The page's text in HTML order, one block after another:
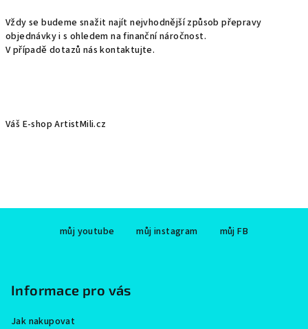
Vždy se budeme snažit najít nejvhodnější způsob přepravy
objednávky i s ohledem na finanční náročnost.
V případě dotazů nás kontaktujte.
Váš E-shop ArtistMili.cz
můj youtube můj instagram můj FB
Informace pro vás
Jak nakupovat